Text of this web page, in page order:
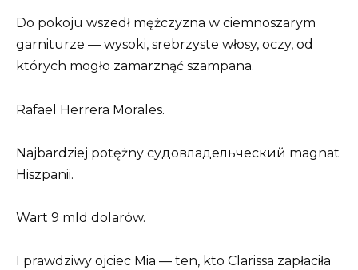
Do pokoju wszedł mężczyzna w ciemnoszarym
garniturze — wysoki, srebrzyste włosy, oczy, od
których mogło zamarznąć szampana.
Rafael Herrera Morales.
Najbardziej potężny судовладельческий magnat
Hiszpanii.
Wart 9 mld dolarów.
I prawdziwy ojciec Mia — ten, kto Clarissa zapłaciła